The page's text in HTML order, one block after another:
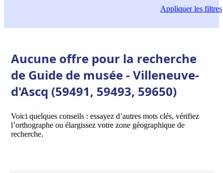
Appliquerles filtres
Aucune offre pour la recherche
de Guide de musée - Villeneuve-
d'Ascq (59491, 59493, 59650)
Voici quelques conseils : essayez d’autres mots clés, vérifiez
l’orthographe ou élargissez votre zone géographique de
recherche.